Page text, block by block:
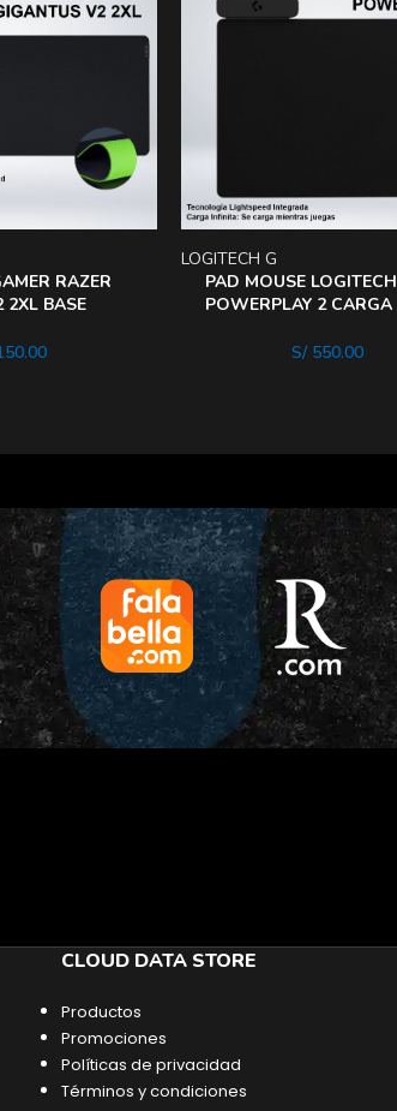
RAZER
2XL BASE
PAD MOUSE LOGITECH
POWERPLAY 2 CARGA
ULTRAFINA
LOGITECH G
S/550.00
CLOUD DATA STORE
Productos
Promociones
Políticas de privacidad
Términos y condiciones